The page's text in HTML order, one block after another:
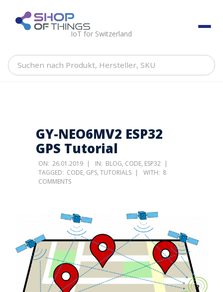
content ShopOfThings
IoT for Switzerland
Suchen
GY-NEO6MV2 ESP32
GPS Tutorial
ON: 26.01.2019 IN: BLOG, CODE, ESP32
TAGGED: CODE, GPS, TUTORIALS WITH: 8
COMMENTS